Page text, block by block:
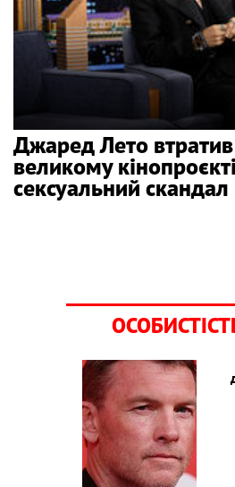
Джаред Лето
великому
сексуальний скандал